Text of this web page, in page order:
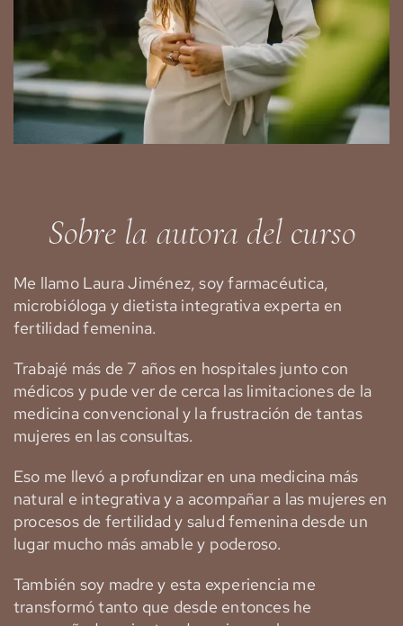
Sobre la autora del curso
Me llamo Laura Jiménez, soy farmacéutica,
microbióloga y dietista integrativa experta en
fertilidad femenina.
Trabajé más de 7 años en hospitales junto con
médicos y pude ver de cerca las limitaciones de la
medicina convencional y la frustración de tantas
mujeres en las consultas.
Eso me llevó a profundizar en una medicina más
natural e integrativa y a acompañar a las mujeres en
procesos de fertilidad y salud femenina desde un
lugar mucho más amable y poderoso.
También soy madre y esta experiencia me
transformó tanto que desde entonces he